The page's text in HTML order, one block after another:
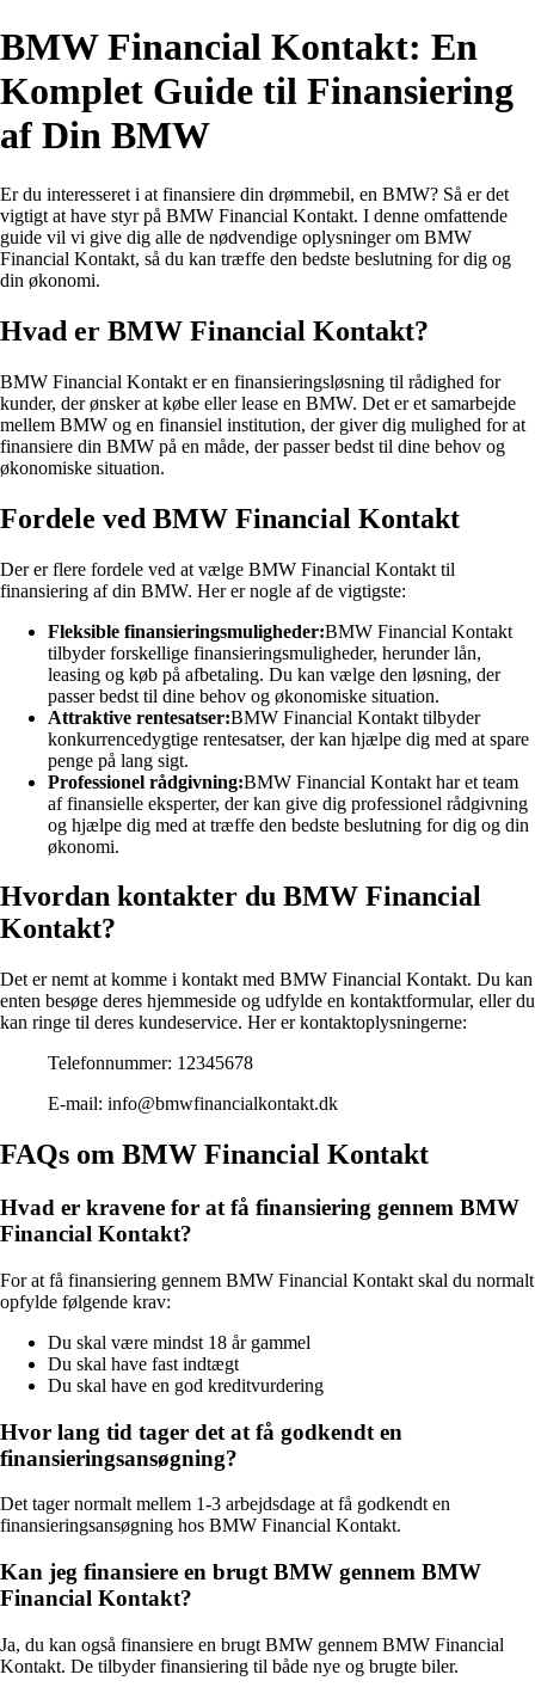
BMW Financial Kontakt: En
Komplet Guide til Finansiering
af Din BMW
Er du interesseret i at finansiere din drømmebil, en BMW? Så er det
vigtigt at have styr på BMW Financial Kontakt. I denne omfattende
guide vil vi give dig alle de nødvendige oplysninger om BMW
Financial Kontakt, så du kan træffe den bedste beslutning for dig og
din økonomi.
Hvad er BMW Financial Kontakt?
BMW Financial Kontakt er en finansieringsløsning til rådighed for
kunder, der ønsker at købe eller lease en BMW. Det er et samarbejde
mellem BMW og en finansiel institution, der giver dig mulighed for at
finansiere din BMW på en måde, der passer bedst til dine behov og
økonomiske situation.
Fordele ved BMW Financial Kontakt
Der er flere fordele ved at vælge BMW Financial Kontakt til
finansiering af din BMW. Her er nogle af de vigtigste:
Fleksible finansieringsmuligheder:BMW Financial Kontakt
tilbyder forskellige finansieringsmuligheder, herunder lån,
leasing og køb på afbetaling. Du kan vælge den løsning, der
passer bedst til dine behov og økonomiske situation.
Attraktive rentesatser:BMW Financial Kontakt tilbyder
konkurrencedygtige rentesatser, der kan hjælpe dig med at spare
penge på lang sigt.
Professionel rådgivning:BMW Financial Kontakt har et team
af finansielle eksperter, der kan give dig professionel rådgivning
og hjælpe dig med at træffe den bedste beslutning for dig og din
økonomi.
Hvordan kontakter du BMW Financial
Kontakt?
Det er nemt at komme i kontakt med BMW Financial Kontakt. Du kan
enten besøge deres hjemmeside og udfylde en kontaktformular, eller du
kan ringe til deres kundeservice. Her er kontaktoplysningerne:
Telefonnummer: 12345678
E-mail: info@bmwfinancialkontakt.dk
FAQs om BMW Financial Kontakt
Hvad er kravene for at få finansiering gennem BMW
Financial Kontakt?
For at få finansiering gennem BMW Financial Kontakt skal du normalt
opfylde følgende krav:
Du skal være mindst 18 år gammel
Du skal have fast indtægt
Du skal have en god kreditvurdering
Hvor lang tid tager det at få godkendt en
finansieringsansøgning?
Det tager normalt mellem 1-3 arbejdsdage at få godkendt en
finansieringsansøgning hos BMW Financial Kontakt.
Kan jeg finansiere en brugt BMW gennem BMW
Financial Kontakt?
Ja, du kan også finansiere en brugt BMW gennem BMW Financial
Kontakt. De tilbyder finansiering til både nye og brugte biler.